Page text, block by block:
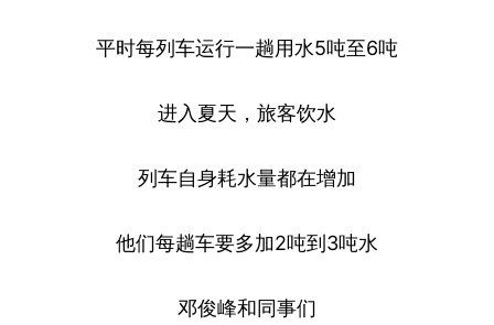
平时每列车运行一趟用水5吨至6吨
进入夏天，旅客饮水
列车自身耗水量都在增加
他们每趟车要多加2吨到3吨水
邓俊峰和同事们